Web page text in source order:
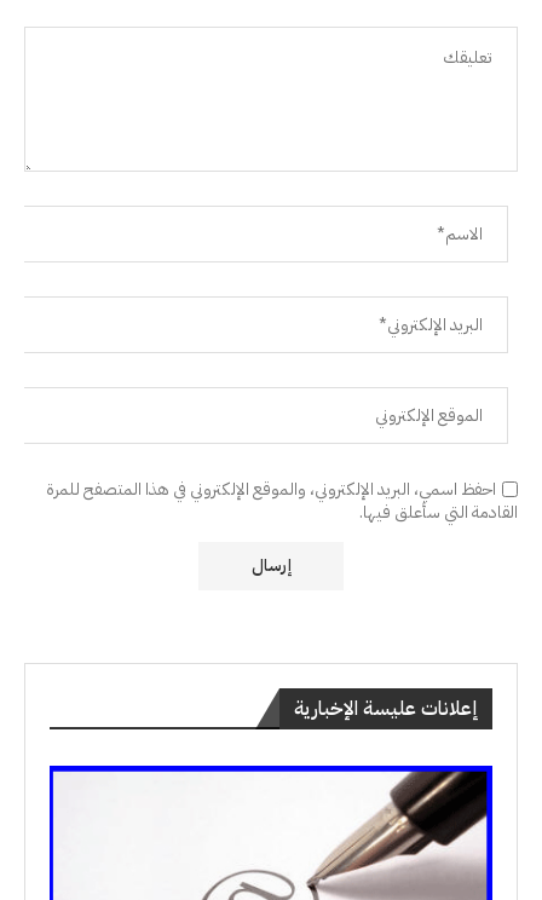
احفظ اسمي، البريد الإلكتروني، والموقع الإلكتروني في هذا المتصفح للمرة
القادمة التي سأعلق فيها.
إعلانات عليسة الإخبارية